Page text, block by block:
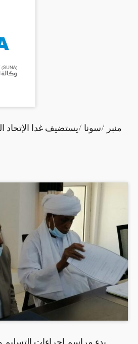
منبر /سونا /يستضيف غدا الإتحاد
بدء مراسم إجراءات التسليم